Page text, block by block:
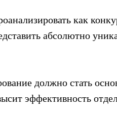
как
абсолютно
должно стать
эффективность